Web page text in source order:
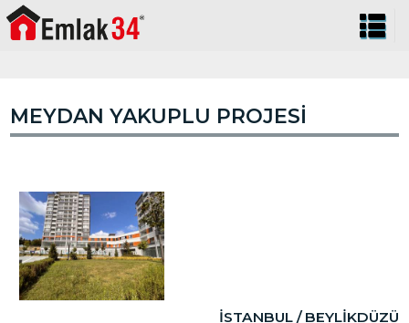
MEYDAN YAKUPLU PROJESI
İSTANBUL / BEYLIKDÜZÜ